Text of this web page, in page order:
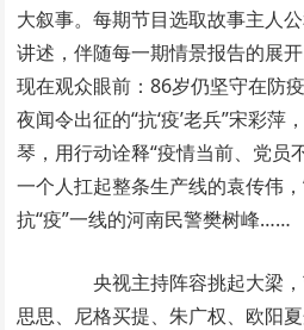
大叙事。每期节目选取故事主人
讲述，伴随每一期情景报告的展
现在观众眼前：86岁仍坚守在防
夜闻令出征的“抗‘疫’老兵”宋彩萍
琴，用行动诠释“疫情当前、党员
一个人扛起整条生产线的袁传伟
抗“疫”一线的河南民警樊树峰……
央视主持阵容挑起大梁，
思思、尼格买提、朱广权、欧阳